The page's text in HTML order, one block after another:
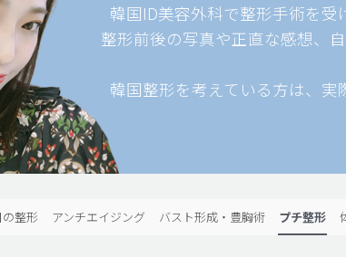
韓国ID美容外科で整形手術を受
整形前後の写真や正直な感想、
韓国整形を考えている方は、
の整形 アンチエイジング バスト形成・豊胸術 プチ整形